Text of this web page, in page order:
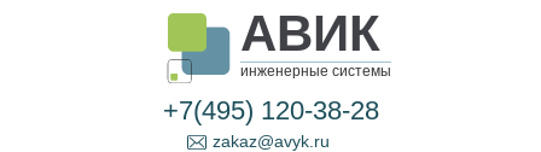
АВИК
инженерные системы
+7(495) 120-38-28
zakaz@avyk.ru